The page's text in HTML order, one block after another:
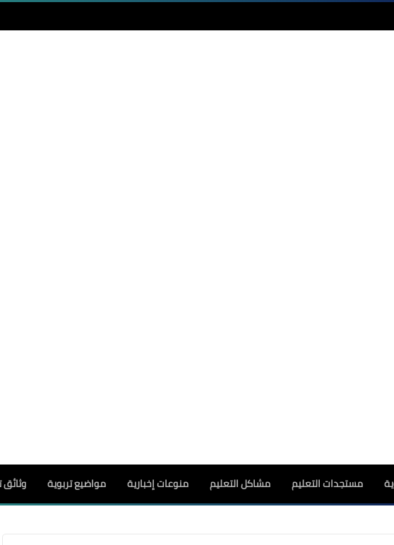
مستجدات التعليم مشاكل التعليم منوعات إخبارية مواضيع تربوية وثائق